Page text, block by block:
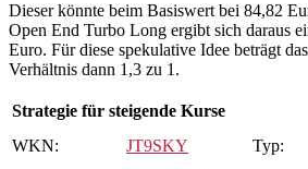
Dieser könnte beim Basiswert bei 84,82
Open End Turbo Long ergibt sich daraus
Euro. Für diese spekulative Idee beträgt
Verhältnis dann 1,3 zu 1.
Strategie für steigende Kurse
WKN:
JT9SKY Typ: